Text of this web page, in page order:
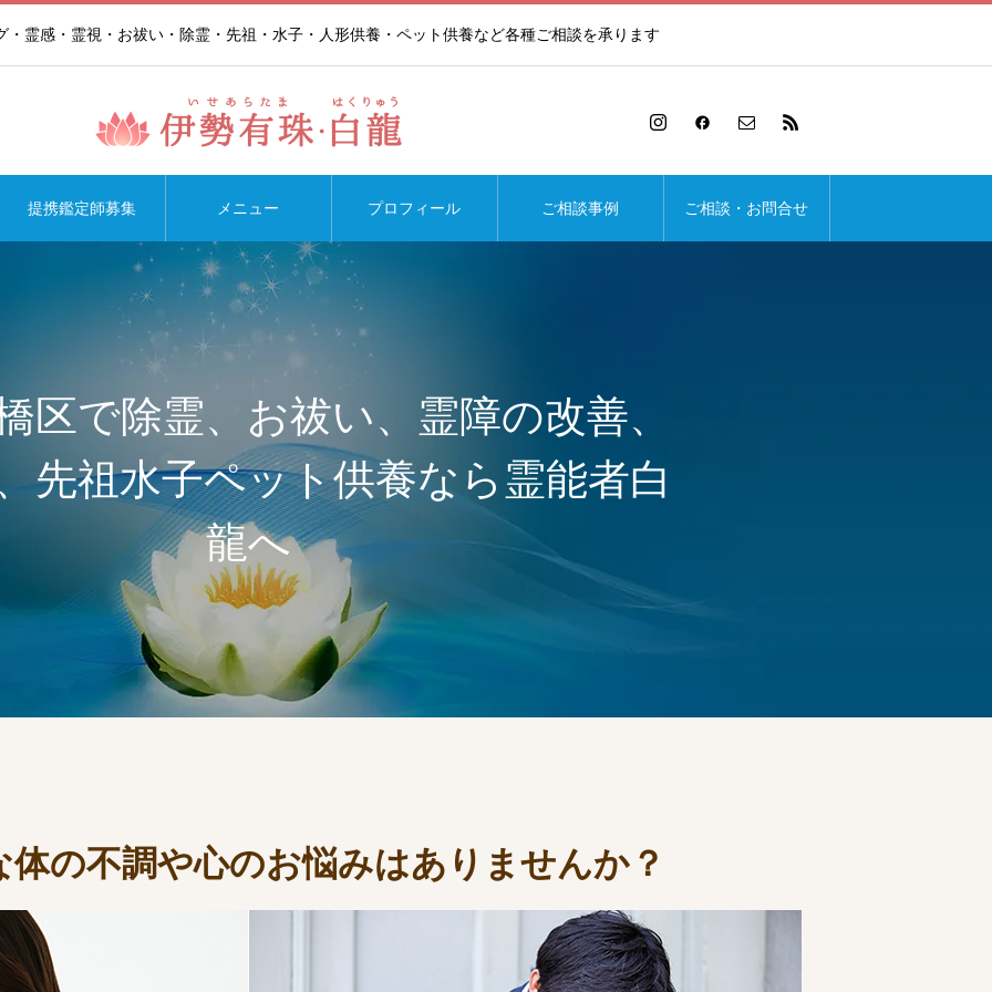
霊感・霊視・お祓い・除霊・先祖・水子・人形供養・ペット供養など各種ご相談を承ります
提携鑑定師募集 メニュー プロフィール ご相談事例 ご相談・お問合せ
区で除霊、お祓い、霊障の改善、
先祖水子ペット供養なら霊能者白
龍へ
の不調や心のお悩みはありませんか？